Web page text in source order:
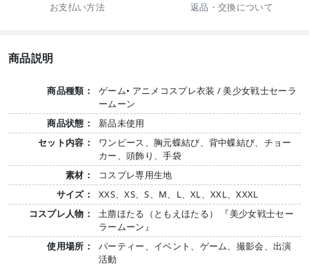
お支払い方法 返品・交換について
商品説明
商品種類：
ゲーム• アニメコスプレ衣装 / 美少女戦士セーラ
ームーン
商品状態：
新品未使用
セット内容：
ワンピース、胸元蝶結び、背中蝶結び、チョー
カー、頭飾り、手袋
素材：
コスプレ専用生地
サイズ：
XXS、XS、S、M、L、XL、XXL、XXXL
コスプレ人物：
土萠ほたる（ともえほたる） 『美少女戦士セー
ラームーン』
使用場所：
パーティー、イベント、ゲーム、撮影会、出演
活動